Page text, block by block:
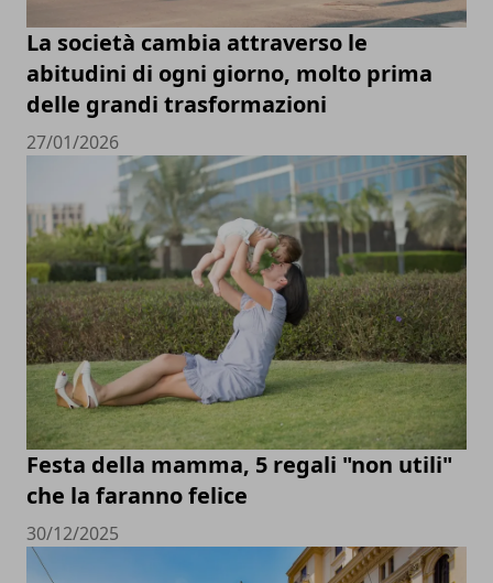
La società cambia attraverso le
abitudini di ogni giorno, molto prima
delle grandi trasformazioni
27/01/2026
Festa della mamma, 5 regali "non utili"
che la faranno felice
30/12/2025